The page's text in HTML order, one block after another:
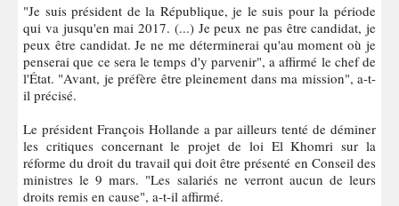
"Je suis président de la République, je le suis pour la période
qui va jusqu'en mai 2017. (...) Je peux ne pas être candidat, je
peux être candidat. Je ne me déterminerai qu'au moment où je
penserai que ce sera le temps d'y parvenir", a affirmé le chef de
l'État. "Avant, je préfère être pleinement dans ma mission", a-t-
il précisé.
Le président François Hollande a par ailleurs tenté de déminer
les critiques concernant le projet de loi El Khomri sur la
réforme du droit du travail qui doit être présenté en Conseil des
ministres le 9 mars. "Les salariés ne verront aucun de leurs
droits remis en cause", a-t-il affirmé.